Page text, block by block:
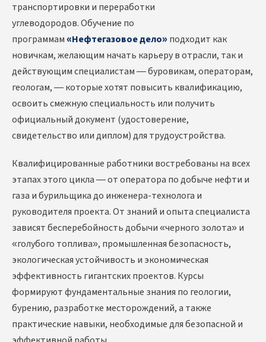
транспортировки и переработки
углеводородов. Обучение по
программам«Нефтегазовое дело»подходит как
новичкам, желающим начать карьеру в отрасли, так и
действующим специалистам — буровикам, операторам,
геологам, — которые хотят повысить квалификацию,
освоить смежную специальность или получить
официальный документ (удостоверение,
свидетельство или диплом) для трудоустройства.
Квалифицированные работники востребованы на всех
этапах этого цикла — от оператора по добыче нефти и
газа и бурильщика до инженера-технолога и
руководителя проекта. От знаний и опыта специалиста
зависят бесперебойность добычи «черного золота» и
«голубого топлива», промышленная безопасность,
экологическая устойчивость и экономическая
эффективность гигантских проектов. Курсы
формируют фундаментальные знания по геологии,
бурению, разработке месторождений, а также
практические навыки, необходимые для безопасной и